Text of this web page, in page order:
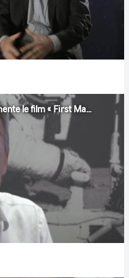
Un astronaute français commente le film « First Man » (1/3)